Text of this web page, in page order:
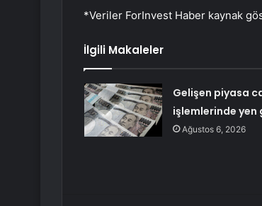
*Veriler ForInvest Haber kaynak
İlgili Makaleler
Gelişen piyasa
işlemlerinde yen
Ağustos 6, 2026